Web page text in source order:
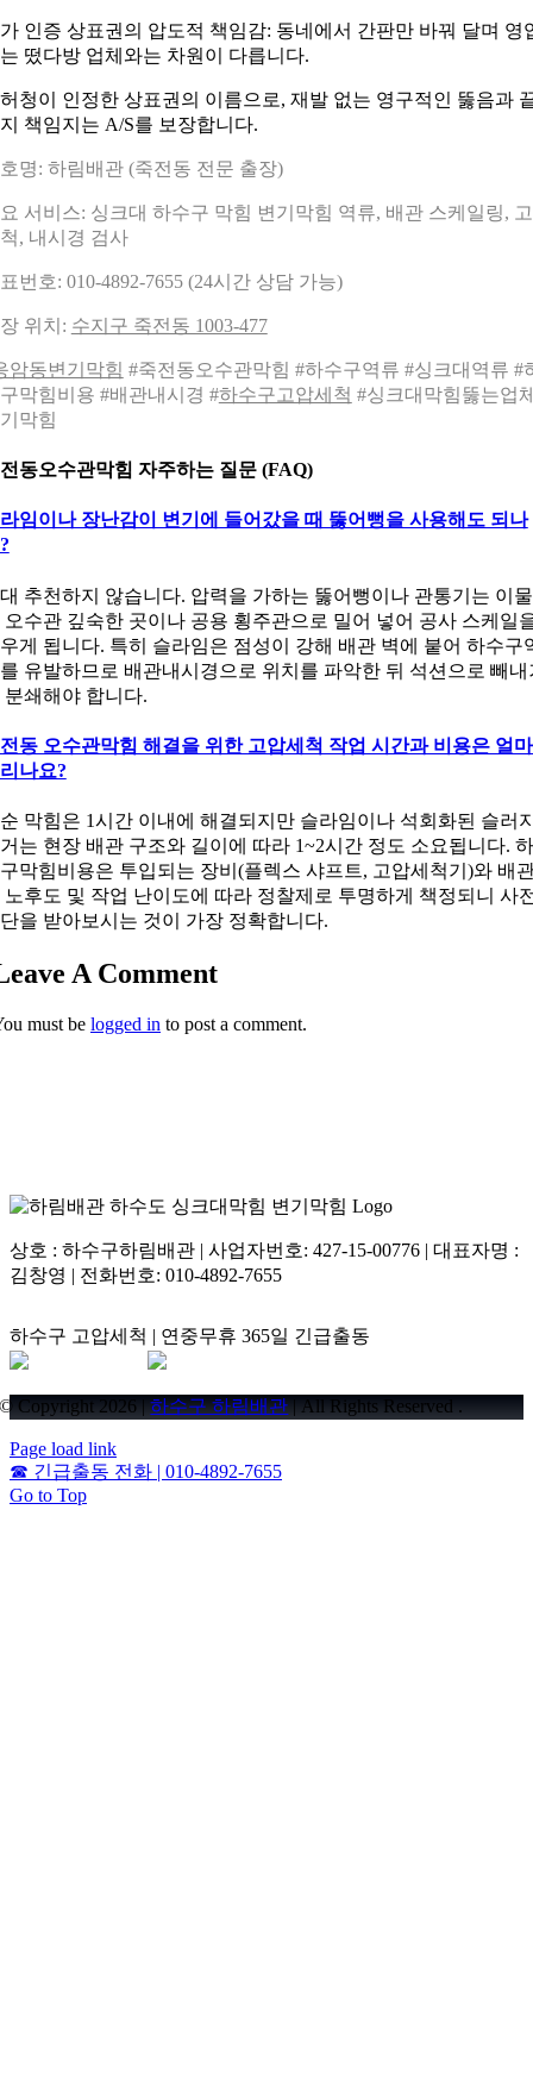
인증 상표권의 압도적 책임감: 동네에서 간판만 바꿔 달며 영
떴다방 업체와는 차원이 다릅니다.
청이 인정한 상표권의 이름으로, 재발 없는 영구적인 뚫음과
책임지는 A/S를 보장합니다.
명: 하림배관 (죽전동 전문 출장)
서비스: 싱크대 하수구 막힘 변기막힘 역류, 배관 스케일링,
, 내시경 검사
번호: 010-4892-7655 (24시간 상담 가능)
위치: 수지구 죽전동 1003-477
암동변기막힘 #죽전동오수관막힘 #하수구역류 #싱크대역류 #
막힘비용 #배관내시경 #하수구고압세척 #싱크대막힘뚫는업
막힘
동오수관막힘 자주하는 질문 (FAQ)
임이나 장난감이 변기에 들어갔을 때 뚫어뻥을 사용해도 되나
추천하지 않습니다. 압력을 가하는 뚫어뻥이나 관통기는 이
오수관 깊숙한 곳이나 공용 횡주관으로 밀어 넣어 공사 스케일
게 됩니다. 특히 슬라임은 점성이 강해 배관 벽에 붙어 하수구
유발하므로 배관내시경으로 위치를 파악한 뒤 석션으로 빼내
분쇄해야 합니다.
동 오수관막힘 해결을 위한 고압세척 작업 시간과 비용은 얼
나요?
막힘은 1시간 이내에 해결되지만 슬라임이나 석회화된 슬러
는 현장 배관 구조와 길이에 따라 1~2시간 정도 소요됩니다. 하
막힘비용은 투입되는 장비(플렉스 샤프트, 고압세척기)와 배
노후도 및 작업 난이도에 따라 정찰제로 투명하게 책정되니 사
을 받아보시는 것이 가장 정확합니다.
A Comment
must be logged in to post a comment.
상호 : 하수구하림배관 | 사업자번호: 427-15-00776 | 대표자명 :
김창영 | 전화번호: 010-4892-7655
하수구 고압세척 | 연중무휴 365일 긴급출동
© Copyright 2026 |하수구 하림배관 | All Rights Reserved .
Page load link
☎ 긴급출동 전화 | 010-4892-7655
Go to Top